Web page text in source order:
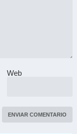
Web